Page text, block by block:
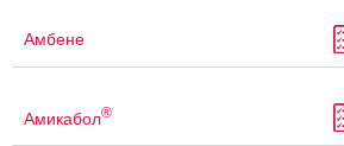
Амбене
Амикабол®